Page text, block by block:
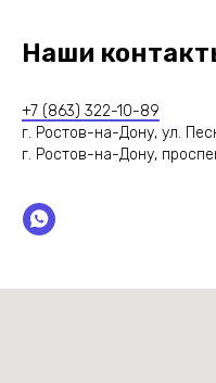
Наши
+7 (863) 322-10-89
г. Ростов-на-Дону, ул.
г. Ростов-на-Дону,